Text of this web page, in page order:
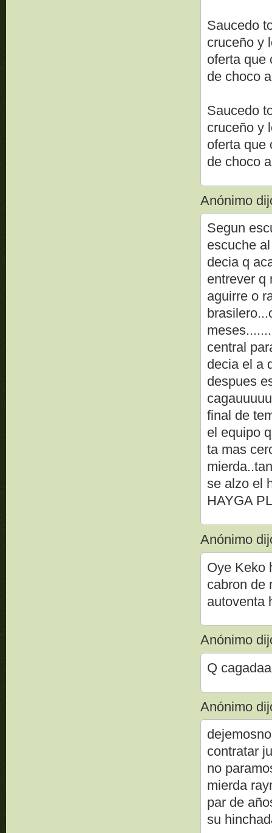
Saucedo
cruceño y
oferta que
de choco
Saucedo
cruceño y
oferta que
de choco
Anónimo
Segun
escuche
decia q
entrever q
aguirre o
central
decia el a
despues
final de
el equipo
ta mas
se alzo el
HAYGA
Anónimo
Oye Keko
cabron de
autoventa
Anónimo
Q
Anónimo
contratar
no
mierda
par de
su